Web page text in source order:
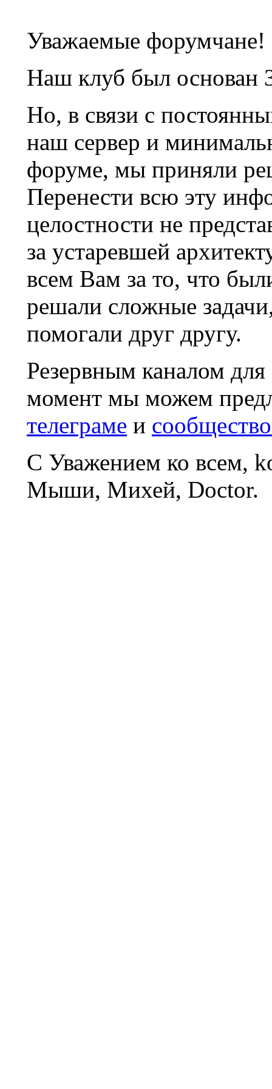
Уважаемые форумчане!
Наш клуб был основан
Но, в связи с
наш сервер и
форуме, мы приняли
Перенести всю эту
целостности не
за устаревшей
всем Вам за то, что
решали сложные
помогали друг другу.
Резервным каналом
момент мы можем
телеграме и
С Уважением ко всем,
Мыши, Михей, Doctor.